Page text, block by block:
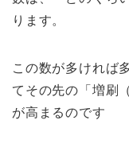
ります。
この数が多ければ
てその先の「増刷
が高まるのです